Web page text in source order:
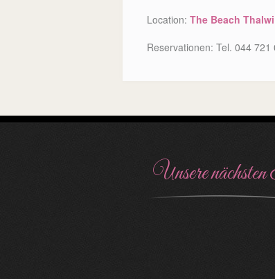
Location: The Beach
Reservationen: Tel. 044 721
Unsere